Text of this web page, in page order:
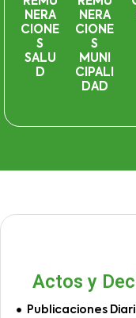
NERA
CIONE
S
SALU
D
NERA
CIONE
S
MUNI
CIPALI
DAD
Actos y
Publicaciones